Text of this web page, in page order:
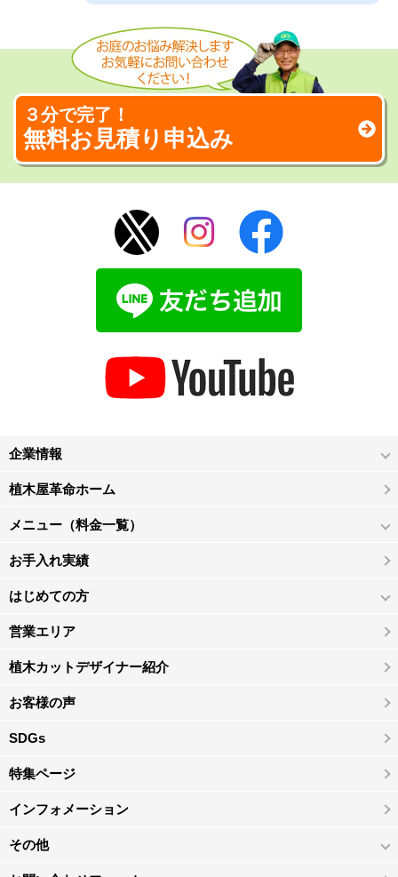
３分で完了！
無料お見積り申込み
企業情報
植木屋革命ホーム
メニュー（料金一覧）
お手入れ実績
はじめての方
営業エリア
植木カットデザイナー紹介
お客様の声
SDGs
特集ページ
インフォメーション
その他